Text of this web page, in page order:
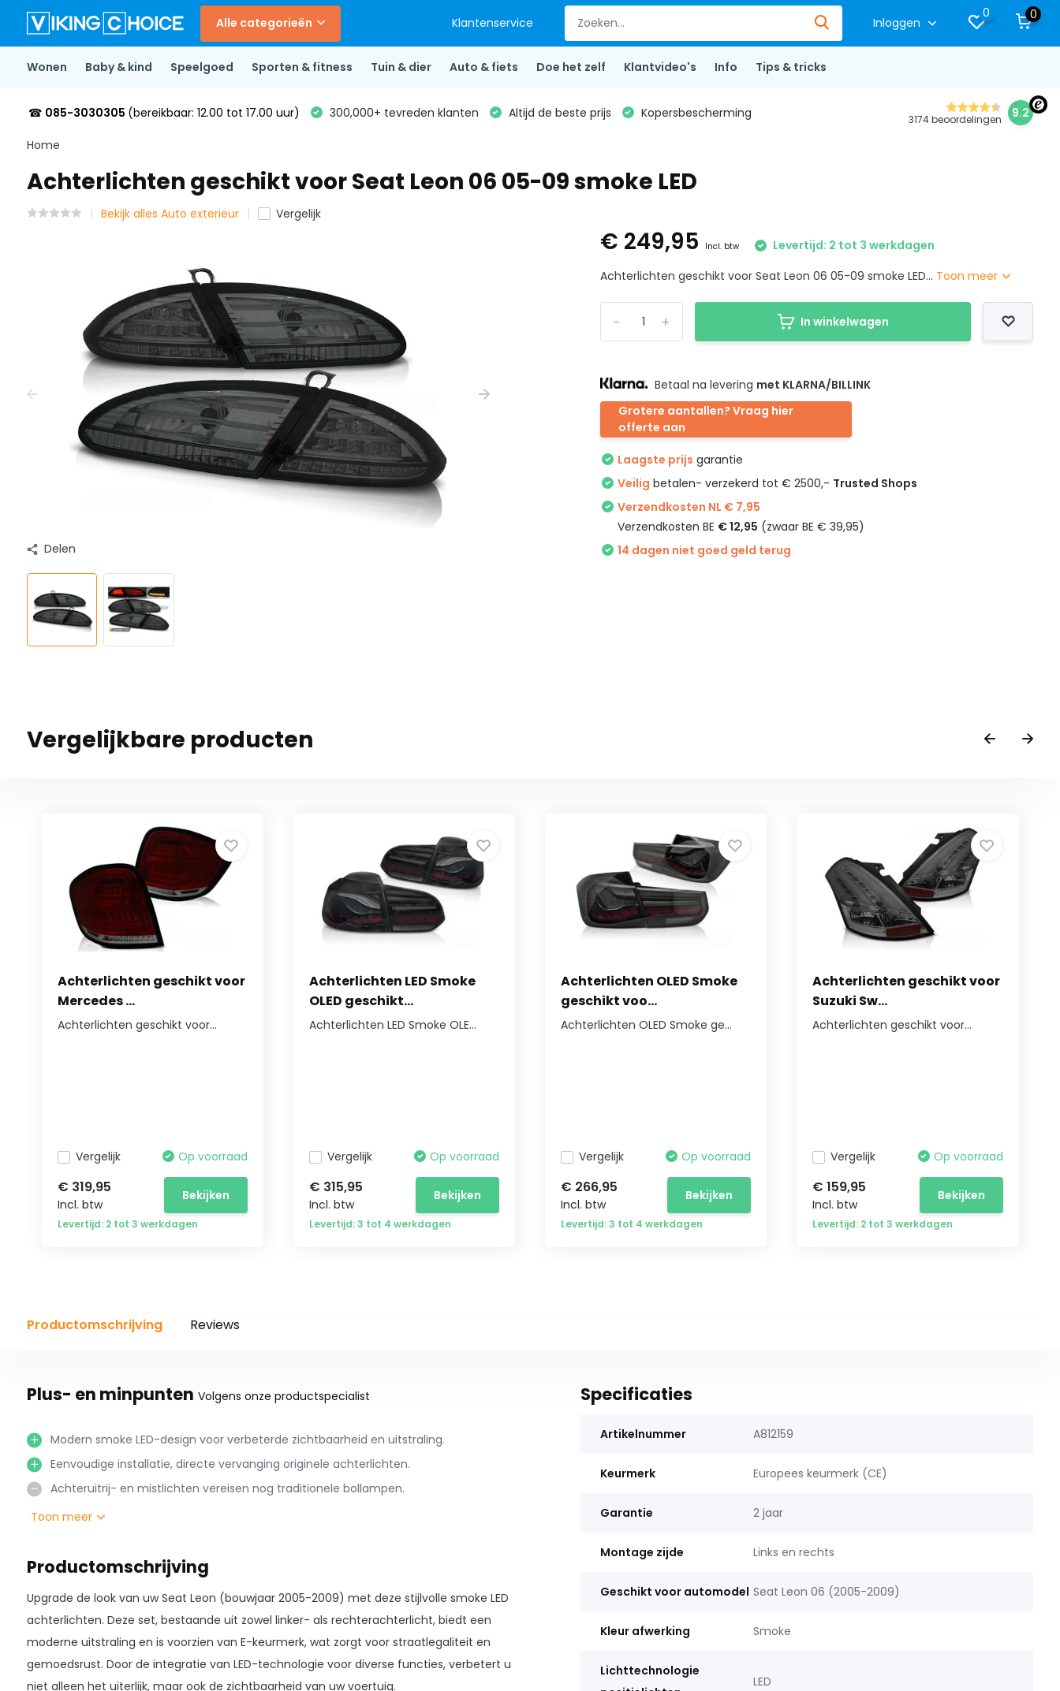
Alle categorieën Klantenservice Inloggen
0 0
Wonen Baby & kind Speelgoed Sporten & fitness Tuin & dier Auto & fiets Doe het zelf Klantvideo's Info Tips & tricks
☎ 085-3030305 (bereikbaar: 12.00 tot 17.00 uur) 300,000+ tevreden klanten Altijd de beste prijs Kopersbescherming 3174 beoordelingen 9.2
Home
Achterlichten geschikt voor Seat Leon 06 05-09 smoke LED
Bekijk alles Auto exterieur Vergelijk
Delen
€ 249,95 Incl. btw
Levertijd: 2 tot 3 werkdagen
Achterlichten geschikt voor Seat Leon 06 05-09 smoke LED... Toon meer
+
- In winkelwagen
Betaal na levering met KLARNA/BILLINK
Grotere aantallen? Vraag hier
offerte aan
Laagste prijs garantie
Veilig betalen- verzekerd tot € 2500,- Trusted Shops
Verzendkosten NL € 7,95
Verzendkosten BE € 12,95 (zwaar BE € 39,95)
14 dagen niet goed geld terug
Vergelijkbare producten
Achterlichten geschikt voor
Mercedes ...
Achterlichten geschikt voor...
Vergelijk Op voorraad
€ 319,95
Incl. btw
Bekijken
Levertijd: 2 tot 3 werkdagen
Achterlichten LED Smoke
OLED geschikt...
Achterlichten LED Smoke OLE...
Vergelijk Op voorraad
€ 315,95
Incl. btw
Bekijken
Levertijd: 3 tot 4 werkdagen
Achterlichten OLED Smoke
geschikt voo...
Achterlichten OLED Smoke ge...
Vergelijk Op voorraad
€ 266,95
Incl. btw
Bekijken
Levertijd: 3 tot 4 werkdagen
Achterlichten geschikt voor
Suzuki Sw...
Achterlichten geschikt voor...
Vergelijk Op voorraad
€ 159,95
Incl. btw
Bekijken
Levertijd: 2 tot 3 werkdagen
Productomschrijving Reviews
Plus- en minpunten Volgens onze productspecialist
Modern smoke LED-design voor verbeterde zichtbaarheid en uitstraling.
Eenvoudige installatie, directe vervanging originele achterlichten.
Achteruitrij- en mistlichten vereisen nog traditionele bollampen.
Toon meer
Productomschrijving
Upgrade de look van uw Seat Leon (bouwjaar 2005-2009) met deze stijlvolle smoke LED
achterlichten. Deze set, bestaande uit zowel linker- als rechterachterlicht, biedt een
moderne uitstraling en is voorzien van E-keurmerk, wat zorgt voor straatlegaliteit en
gemoedsrust. Door de integratie van LED-technologie voor diverse functies, verbetert u
niet alleen het uiterlijk, maar ook de zichtbaarheid van uw voertuig.
Specificaties
Artikelnummer A812159
Keurmerk Europees keurmerk (CE)
Garantie 2 jaar
Montage zijde Links en rechts
Geschikt voor automodel Seat Leon 06 (2005-2009)
Kleur afwerking Smoke
Lichttechnologie
LED